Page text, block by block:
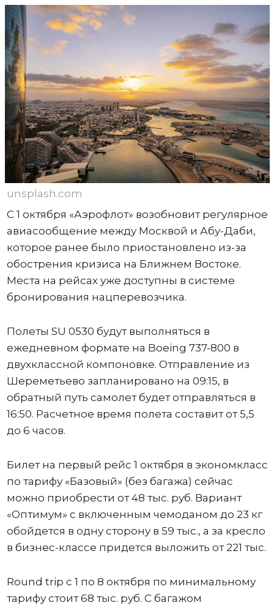
unsplash.com
С 1 октября «Аэрофлот» возобновит регулярное
авиасообщение между Москвой и Абу-Даби,
которое ранее было приостановлено из-за
обострения кризиса на Ближнем Востоке.
Места на рейсах уже доступны в системе
бронирования нацперевозчика.
Полеты SU 0530 будут выполняться в
ежедневном формате на Boeing 737-800 в
двухклассной компоновке. Отправление из
Шереметьево запланировано на 09:15, в
обратный путь самолет будет отправляться в
16:50. Расчетное время полета составит от 5,5
до 6 часов.
Билет на первый рейс 1 октября в экономкласс
по тарифу «Базовый» (без багажа) сейчас
можно приобрести от 48 тыс. руб. Вариант
«Оптимум» с включенным чемоданом до 23 кг
обойдется в одну сторону в 59 тыс., а за кресло
в бизнес-классе придется выложить от 221 тыс.
Round trip с 1 по 8 октября по минимальному
тарифу стоит 68 тыс. руб. С багажом